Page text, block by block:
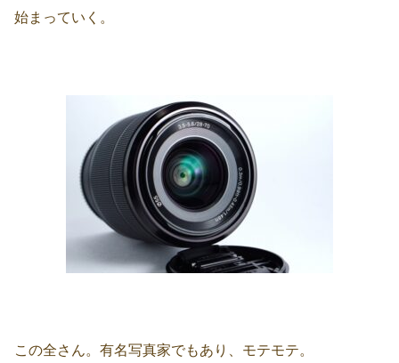
始まっていく。
この全さん。有名写真家でもあり、モテモテ。